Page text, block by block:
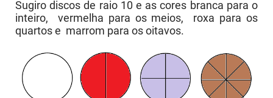
Sugiro discos de raio 10 e as cores branca para o
inteiro, vermelha para os meios, roxa para os
quartos e marrom para os oitavos.